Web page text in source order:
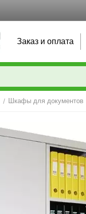
Заказ и оплата
/ Шкафы для документов